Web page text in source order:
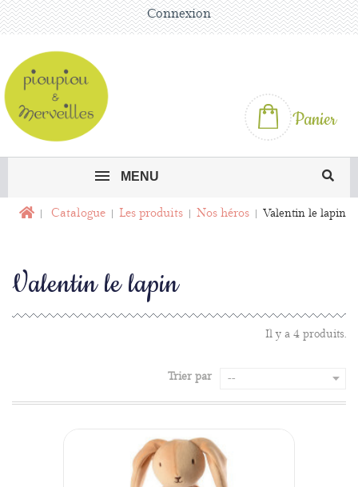
Connexion
Panier
MENU
Catalogue Les produits Nos héros Valentin le lapin
Valentin le lapin
Il y a 4 produits.
Trier par --